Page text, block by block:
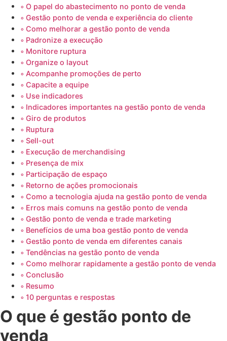
O papel do abastecimento no ponto de venda
Gestão ponto de venda e experiência do cliente
Como melhorar a gestão ponto de venda
Padronize a execução
Monitore ruptura
Organize o layout
Acompanhe promoções de perto
Capacite a equipe
Use indicadores
Indicadores importantes na gestão ponto de venda
Giro de produtos
Ruptura
Sell-out
Execução de merchandising
Presença de mix
Participação de espaço
Retorno de ações promocionais
Como a tecnologia ajuda na gestão ponto de venda
Erros mais comuns na gestão ponto de venda
Gestão ponto de venda e trade marketing
Benefícios de uma boa gestão ponto de venda
Gestão ponto de venda em diferentes canais
Tendências na gestão ponto de venda
Como melhorar rapidamente a gestão ponto de venda
Conclusão
Resumo
10 perguntas e respostas
O que é gestão ponto de
venda